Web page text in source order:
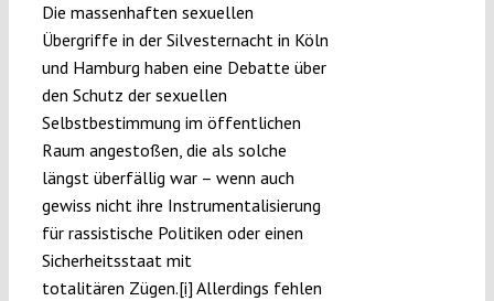
Die massenhaften sexuellen
Übergriffe in der Silvesternacht in Köln
und Hamburg haben eine Debatte über
den Schutz der sexuellen
Selbstbestimmung im öffentlichen
Raum angestoßen, die als solche
längst überfällig war – wenn auch
gewiss nicht ihre Instrumentalisierung
für rassistische Politiken oder einen
Sicherheitsstaat mit
totalitären Zügen.[i] Allerdings fehlen